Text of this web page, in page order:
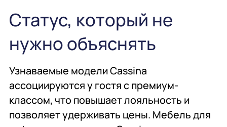
Статус, который не
нужно объяснять
Узнаваемые модели Cassina
ассоциируются у гостя с премиум-
классом, что повышает лояльность и
позволяет удерживать цены. Мебель для